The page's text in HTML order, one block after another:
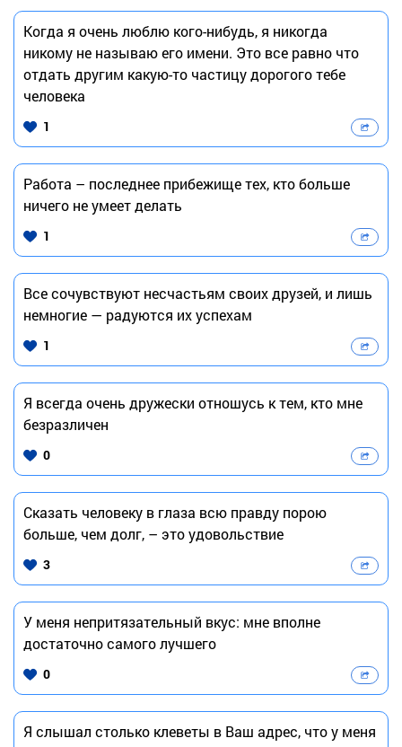
Когда я очень люблю кого-нибудь, я никогда
никому не называю его имени. Это все равно что
отдать другим какую-то частицу дорогого тебе
человека
1
Работа – последнее прибежище тех, кто больше
ничего не умеет делать
1
Все сочувствуют несчастьям своих друзей, и лишь
немногие — радуются их успехам
1
Я всегда очень дружески отношусь к тем, кто мне
безразличен
0
Сказать человеку в глаза всю правду порою
больше, чем долг, – это удовольствие
3
У меня непритязательный вкус: мне вполне
достаточно самого лучшего
0
Я слышал столько клеветы в Ваш адрес, что у меня